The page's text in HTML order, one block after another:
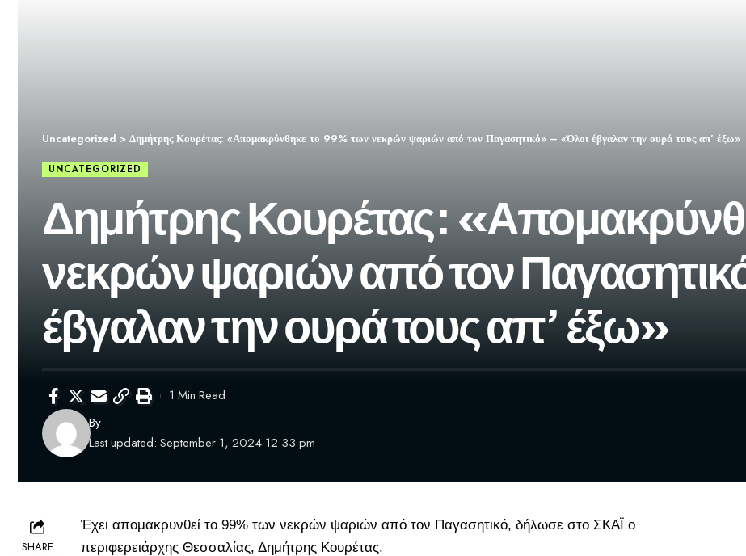
Uncategorized > Δημήτρης Κουρέτας: «Απομακρύνθηκε το 99% των νεκρών ψαριών από τον Παγασητικό» – «Όλοι έβγαλαν την ουρά τους απ’ έξω»
UNCATEGORIZED
Δημήτρης Κουρέτας:
νεκρών ψαριών από τον
έβγαλαν την ουρά τους απ’ έξω»
Last updated: September 1, 2024 12:33 pm
By
1 Min Read
SHARE
Έχει απομακρυνθεί το 99% των νεκρών ψαριών από τον Παγασητικό, δήλωσε στο ΣΚΑΪ ο
περιφερειάρχης Θεσσαλίας, Δημήτρης Κουρέτας.